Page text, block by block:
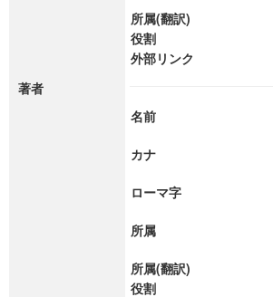
著者
所属(翻訳)
役割
外部リンク
名前
カナ
ローマ字
所属
所属(翻訳)
役割